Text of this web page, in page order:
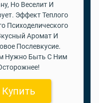
Но Веселит И
Эффект Теплого
Психоделического
Аромат И
Послевкусие.
Нужно Быть С Ним
Купить